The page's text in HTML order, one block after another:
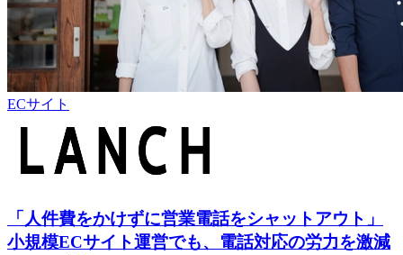
ECサイト
「人件費をかけずに営業電話をシャットアウト」
小規模ECサイト運営でも、電話対応の労力を激減